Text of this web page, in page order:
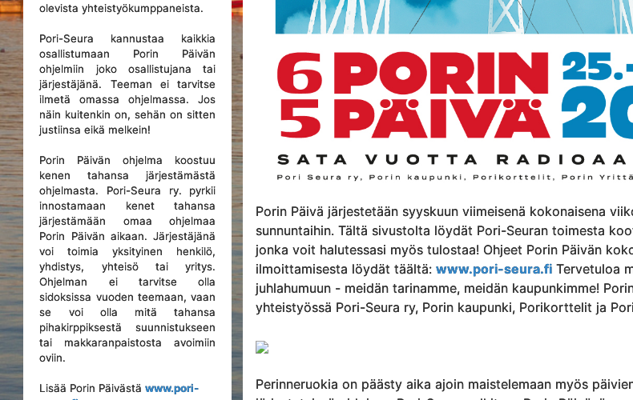
olevista yhteistyökumppaneista.
Pori-Seura kannustaa kaikkia
osallistumaan Porin Päivän
ohjelmiin joko osallistujana tai
järjestäjänä. Teeman ei tarvitse
ilmetä omassa ohjelmassa. Jos
näin kuitenkin on, sehän on sitten
justiinsa eikä melkein!
Porin Päivän ohjelma koostuu
kenen tahansa järjestämästä
ohjelmasta. Pori-Seura ry. pyrkii
innostamaan kenet tahansa
järjestämään omaa ohjelmaa
Porin Päivän aikaan. Järjestäjänä
voi toimia yksityinen henkilö,
yhdistys, yhteisö tai yritys.
Ohjelman ei tarvitse olla
sidoksissa vuoden teemaan, vaan
se voi olla mitä tahansa
pihakirppiksestä suunnistukseen
tai makkaranpaistosta avoimiin
oviin.
Lisää Porin Päivästäwww.pori-
Porin Päivä järjestetään syyskuun viimeisenä kokonaisena
sunnuntaihin. Tältä sivustolta löydät Pori-Seuran toimesta
jonka voit halutessasi myös tulostaa! Ohjeet Porin Päivän
ilmoittamisesta löydät täältä: www.pori-seura.fiTervetuloa
juhlahumuun - meidän tarinamme, meidän kaupunkimme!
yhteistyössä Pori-Seura ry, Porin kaupunki, Porikorttelit ja
Perinneruokia on päästy aika ajoin maistelemaan myös